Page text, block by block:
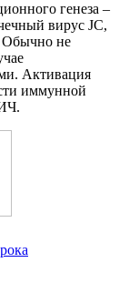
генеза –
вирус JC,
Обычно не
Активация
иммунной